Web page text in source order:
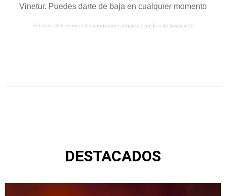
Vinetur. Puedes darte de baja en cualquier momento
Al hacer click aceptas las condiciones legalesy política de privacidad
DESTACADOS